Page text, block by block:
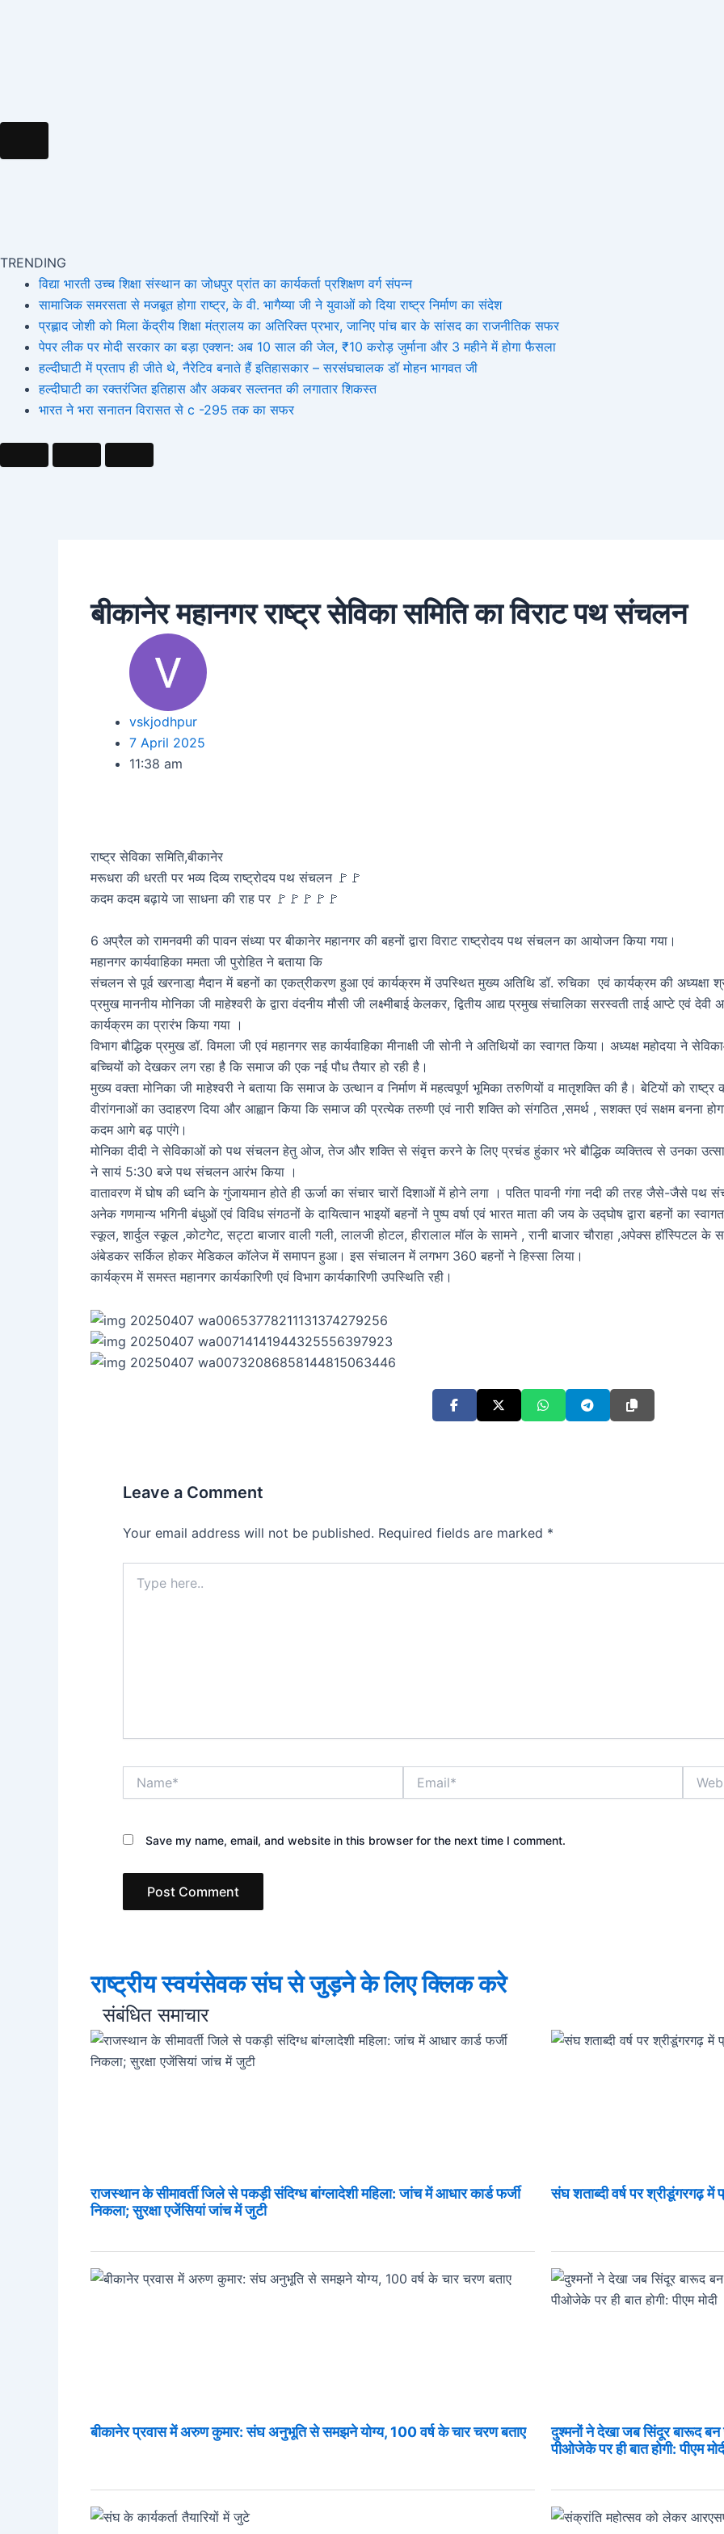
TRENDING
विद्या भारती उच्च शिक्षा संस्थान का जोधपुर प्रांत का कार्यकर्ता प्रशिक्षण वर्ग संपन्न
सामाजिक समरसता से मजबूत होगा राष्ट्र, के वी. भागैय्या जी ने युवाओं को दिया राष्ट्र निर्माण का संदेश
प्रह्लाद जोशी को मिला केंद्रीय शिक्षा मंत्रालय का अतिरिक्त प्रभार, जानिए पांच बार के सांसद का राजनीतिक सफर
पेपर लीक पर मोदी सरकार का बड़ा एक्शन: अब 10 साल की जेल, ₹10 करोड़ जुर्माना और 3 महीने में होगा फैसला
हल्दीघाटी में प्रताप ही जीते थे, नैरेटिव बनाते हैं इतिहासकार – सरसंघचालक डॉ मोहन भागवत जी
हल्दीघाटी का रक्तरंजित इतिहास और अकबर सल्तनत की लगातार शिकस्त
भारत ने भरा सनातन विरासत से c -295 तक का सफर
बीकानेर महानगर राष्ट्र सेविका समिति का विराट पथ संचलन
vskjodhpur
7 April 2025
11:38 am
राष्ट्र सेविका समिति,बीकानेर
मरूधरा की धरती पर भव्य दिव्य राष्ट्रोदय पथ संचलन 🚩🚩
कदम कदम बढ़ाये जा साधना की राह पर 🚩🚩🚩🚩🚩
6 अप्रैल को रामनवमी की पावन संध्या पर बीकानेर महानगर की बहनों द्वारा विराट राष्ट्रोदय पथ संचलन का आयोजन किया गया।
महानगर कार्यवाहिका ममता जी पुरोहित ने बताया कि
संचलन से पूर्व खरनाडा़ मैदान में बहनों का एकत्रीकरण हुआ एवं कार्यक्रम में उपस्थित मुख्य अतिथि डॉ. रुचिका एवं कार्यक्रम की अध्यक्षा
प्रमुख माननीय मोनिका जी माहेश्वरी के द्वारा वंदनीय मौसी जी लक्ष्मीबाई केलकर, द्वितीय आद्य प्रमुख संचालिका सरस्वती ताई आप्टे एवं
कार्यक्रम का प्रारंभ किया गया ।
विभाग बौद्धिक प्रमुख डॉ. विमला जी एवं महानगर सह कार्यवाहिका मीनाक्षी जी सोनी ने अतिथियों का स्वागत किया। अध्यक्ष महोदया
बच्चियों को देखकर लग रहा है कि समाज की एक नई पौध तैयार हो रही है।
मुख्य वक्ता मोनिका जी माहेश्वरी ने बताया कि समाज के उत्थान व निर्माण में महत्वपूर्ण भूमिका तरुणियों व मातृशक्ति की है। बेटियों को
वीरांगनाओं का उदाहरण दिया और आह्वान किया कि समाज की प्रत्येक तरुणी एवं नारी शक्ति को संगठित ,समर्थ , सशक्त एवं सक्षम बनना
कदम आगे बढ़ पाएंगे।
मोनिका दीदी ने सेविकाओं को पथ संचलन हेतु ओज, तेज और शक्ति से संवृत्त करने के लिए प्रचंड हुंकार भरे बौद्धिक व्यक्तित्व से उनका
ने सायं 5:30 बजे पथ संचलन आरंभ किया ।
वातावरण में घोष की ध्वनि के गुंजायमान होते ही ऊर्जा का संचार चारों दिशाओं में होने लगा । पतित पावनी गंगा नदी की तरह जैसे-जैसे पथ
अनेक गणमान्य भगिनी बंधुओं एवं विविध संगठनों के दायित्वान भाइयों बहनों ने पुष्प वर्षा एवं भारत माता की जय के उद्घोष द्वारा बहनों का
स्कूल, शार्दुल स्कूल ,कोटगेट, सट्टा बाजार वाली गली, लालजी होटल, हीरालाल मॉल के सामने , रानी बाजार चौराहा ,अपेक्स
अंबेडकर सर्किल होकर मेडिकल कॉलेज में समापन हुआ। इस संचालन में लगभग 360 बहनों ने हिस्सा लिया।
कार्यक्रम में समस्त महानगर कार्यकारिणी एवं विभाग कार्यकारिणी उपस्थिति रही।
Leave a Comment
Your email address will not be published. Required fields are marked *
here..
Save my name, email, and website in this browser for the next time I comment.
राष्ट्रीय स्वयंसेवक संघ से जुड़ने के लिए क्लिक करे
संबंधित समाचार
राजस्थान के सीमावर्ती जिले से पकड़ी संदिग्ध बांग्लादेशी महिला: जांच में आधार कार्ड फर्जी
निकला; सुरक्षा एजेंसियां जांच में जुटी
संघ शताब्दी वर्ष पर श्रीडूंगरगढ़ में
बीकानेर प्रवास में अरुण कुमार: संघ अनुभूति से समझने योग्य, 100 वर्ष के चार चरण बताए
दुश्मनों ने देखा जब सिंदूर बारूद बन
पीओजेके पर ही बात होगी: पीएम